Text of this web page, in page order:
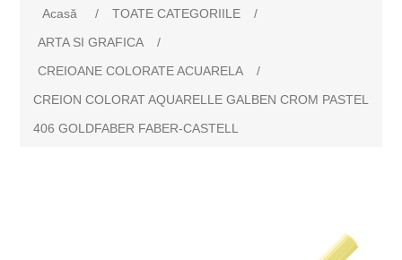
Acasă / TOATE CATEGORIILE
/
ARTA SI GRAFICA
/
CREIOANE COLORATE ACUARELA
/
CREION COLORAT AQUARELLE GALBEN CROM PASTEL
406 GOLDFABER FABER-CASTELL